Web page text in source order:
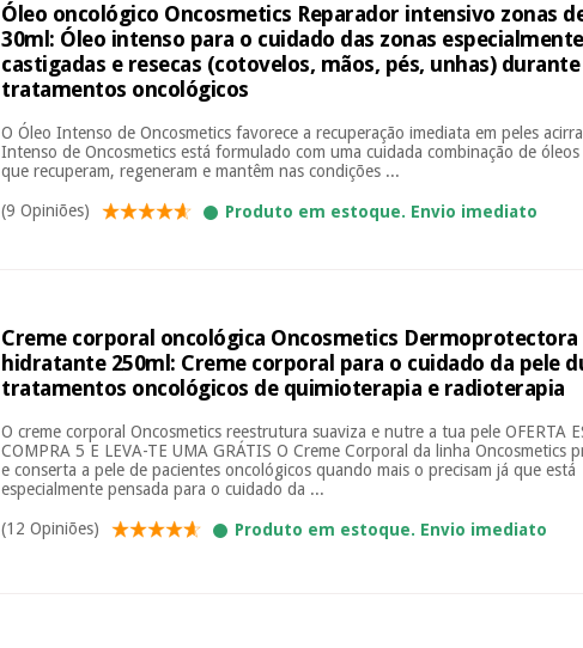
Óleo oncológico Oncosmetics Reparador intensivo zonas
30ml: Óleo intenso para o cuidado das zonas especialmente
castigadas e resecas (cotovelos, mãos, pés, unhas) durante
tratamentos oncológicos
O Óleo Intenso de Oncosmetics favorece a recuperação imediata em peles
Intenso de Oncosmetics está formulado com uma cuidada combinação de
que recuperam, regeneram e mantêm nas condições ...
(9 Opiniões) Produto em estoque. Envio imediato
Creme corporal oncológica Oncosmetics Dermoprotectora
hidratante 250ml: Creme corporal para o cuidado da pele
tratamentos oncológicos de quimioterapia e radioterapia
O creme corporal Oncosmetics reestrutura suaviza e nutre a tua pele OFERTA
COMPRA 5 E LEVA-TE UMA GRÁTIS O Creme Corporal da linha Oncosmetics
e conserta a pele de pacientes oncológicos quando mais o precisam já que está
especialmente pensada para o cuidado da ...
(12 Opiniões) Produto em estoque. Envio imediato